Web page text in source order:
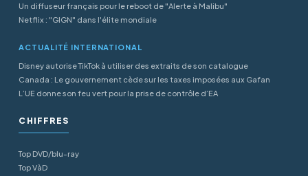
Un diffuseur français pour le reboot de "Alerte à Malibu"
Netflix : "GIGN" dans l'élite mondiale
ACTUALITÉ INTERNATIONAL
Disney autorise TikTok à utiliser des extraits de son catalogue
Canada : Le gouvernement cède sur les taxes imposées aux Gafan
L’UE donne son feu vert pour la prise de contrôle d’EA
CHIFFRES
Top DVD/blu-ray
Top VàD